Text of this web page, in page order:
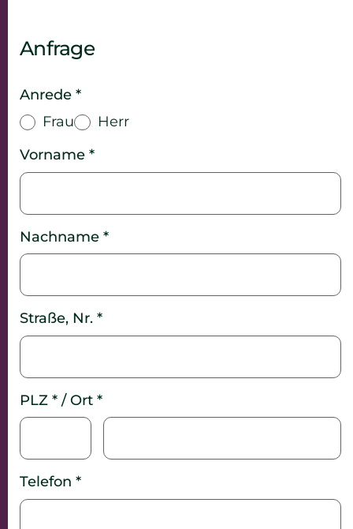
Anfrage
Anrede *
Frau
Herr
Vorname *
Nachname *
Straße, Nr. *
PLZ * / Ort *
Telefon *